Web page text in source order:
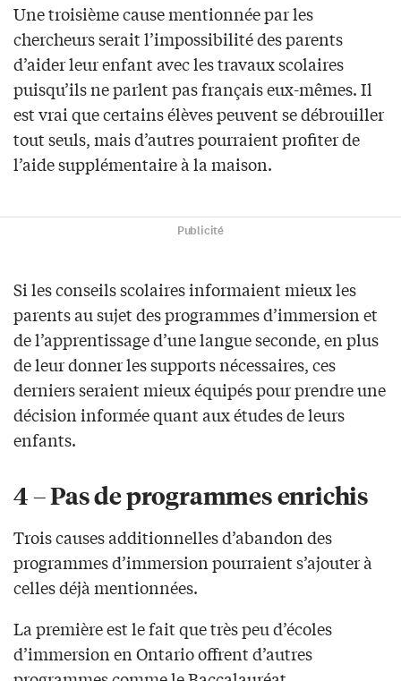
Une troisième cause mentionnée par les
chercheurs serait l’impossibilité des parents
d’aider leur enfant avec les travaux scolaires
puisqu’ils ne parlent pas français eux-mêmes. Il
est vrai que certains élèves peuvent se débrouiller
tout seuls, mais d’autres pourraient profiter de
l’aide supplémentaire à la maison.
Publicité
Si les conseils scolaires informaient mieux les
parents au sujet des programmes d’immersion et
de l’apprentissage d’une langue seconde, en plus
de leur donner les supports nécessaires, ces
derniers seraient mieux équipés pour prendre une
décision informée quant aux études de leurs
enfants.
4 – Pas de programmes enrichis
Trois causes additionnelles d’abandon des
programmes d’immersion pourraient s’ajouter à
celles déjà mentionnées.
La première est le fait que très peu d’écoles
d’immersion en Ontario offrent d’autres